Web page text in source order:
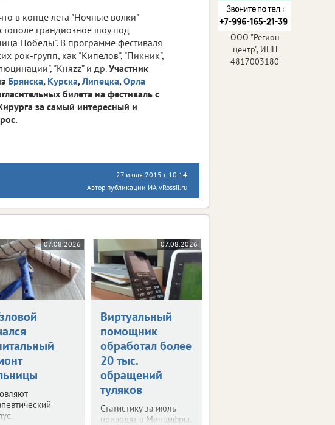
в конце лета "Ночные волки"
грандиозное шоу под
Победы". В программе фестиваля
рок-групп, как "Кипелов", "Пикник",
"Княzz” и др.Участник
Брянска, Курска, Липецка, Орла
билета на фестиваль с
за самый интересный и
27 июля 2015 г. 10:14
Автор публикации ИА vRossii.ru
07.08.2026 07.08.2026
Виртуальный
помощник
обработал более
20 тыс.
обращений
туляков
Статистику за июль
приводят в Минцифры.
ООО "Регион
центр", ИНН
4817003180